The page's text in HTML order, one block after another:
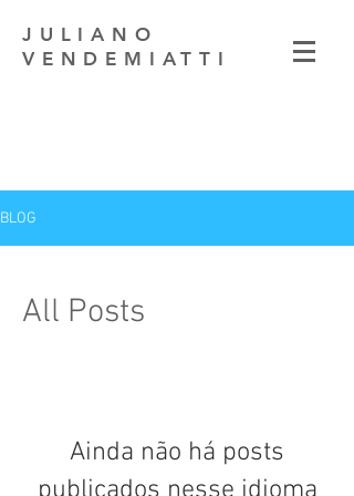
JULIANO
VENDEMIATTI
BLOG
All Posts
Ainda não há posts